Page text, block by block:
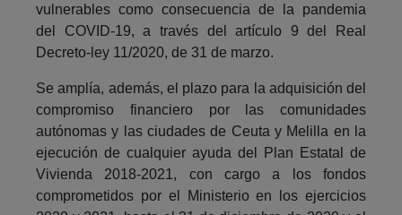
vulnerables como consecuencia de la pandemia
del COVID-19, a través del artículo 9 del Real
Decreto-ley 11/2020, de 31 de marzo.
Se amplía, además, el plazo para la adquisición del
compromiso financiero por las comunidades
autónomas y las ciudades de Ceuta y Melilla en la
ejecución de cualquier ayuda del Plan Estatal de
Vivienda 2018-2021, con cargo a los fondos
comprometidos por el Ministerio en los ejercicios